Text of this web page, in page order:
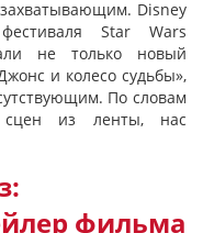
Disney
Star Wars
не только новый
и колесо судьбы»,
По словам
сцен из ленты, нас
фильма